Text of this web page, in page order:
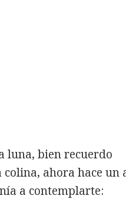
luna, bien recuerdo
colina, ahora hace un
a contemplarte: